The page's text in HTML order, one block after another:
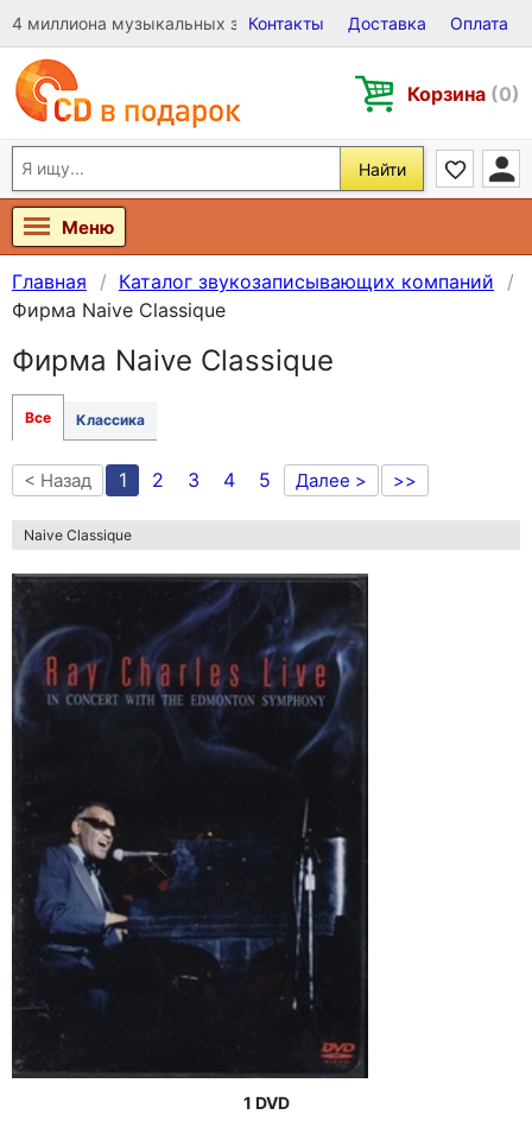
4 миллиона музыкальных записей на Виниле, CD и DVD
Контакты Доставка Оплата
Корзина (0)
Найти
Меню
Главная
Каталог звукозаписывающих компаний
Фирма Naive Classique
Фирма Naive Classique
Все Классика
< Назад 1 2 3 4 5 Далее > >>
Naive Classique
1 DVD